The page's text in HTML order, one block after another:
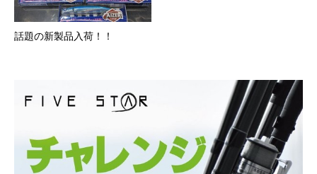
話題の新製品入荷！！